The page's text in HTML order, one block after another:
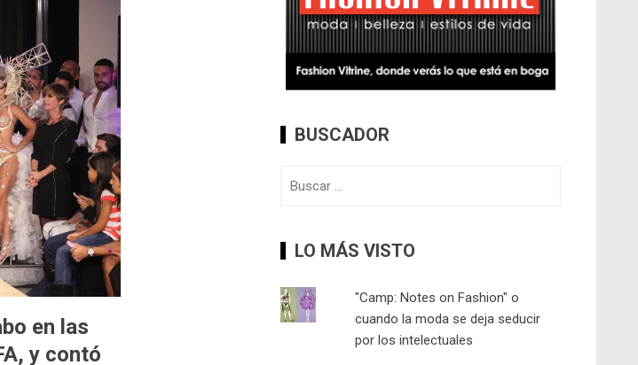
en las
y contó
BUSCADOR
LO MÁS VISTO
"Camp: Notes on Fashion" o
cuando la moda se deja seducir
por los intelectuales